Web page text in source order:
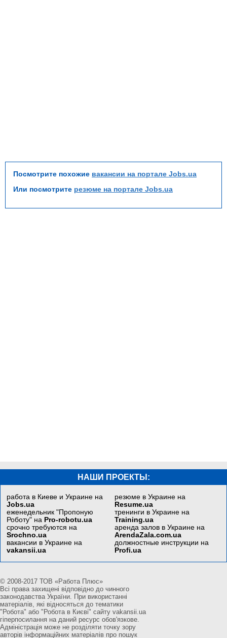
Посмотрите похожие вакансии на портале Jobs.ua
Или посмотрите резюме на портале Jobs.ua
НАШИ ПРОЕКТЫ:
работа в Киеве и Украине на
Jobs.ua
еженедельник "Пропоную
Роботу" на Pro-robotu.ua
срочно требуются на
Srochno.ua
вакансии в Украине на
vakansii.ua
резюме в Украине на
Resume.ua
тренинги в Украине на
Training.ua
аренда залов в Украине на
ArendaZala.com.ua
должностные инструкции на
Profi.ua
© 2008-2017 ТОВ «Работа Плюс»
Всі права захищені відповідно до чинного
законодавства України. При використанні
матеріалів, які відносяться до тематики
"Робота" або "Робота в Києві" сайту vakansii.ua
гіперпосилання на даний ресурс обов'язкове.
Адміністрація може не розділяти точку зору
авторів інформаційних матеріалів про пошук